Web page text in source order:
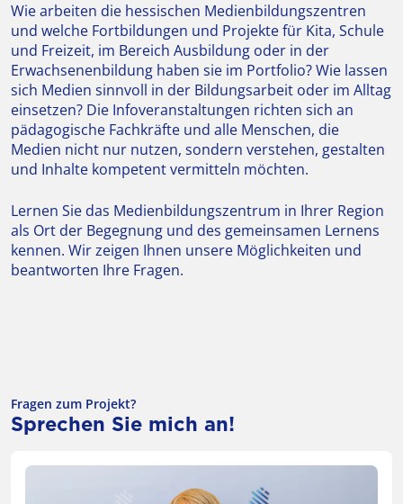
Wie arbeiten die hessischen Medienbildungszentren
und welche Fortbildungen und Projekte für Kita, Schule
und Freizeit, im Bereich Ausbildung oder in der
Erwachsenenbildung haben sie im Portfolio? Wie lassen
sich Medien sinnvoll in der Bildungsarbeit oder im Alltag
einsetzen? Die Infoveranstaltungen richten sich an
pädagogische Fachkräfte und alle Menschen, die
Medien nicht nur nutzen, sondern verstehen, gestalten
und Inhalte kompetent vermitteln möchten.
Lernen Sie das Medienbildungszentrum in Ihrer Region
als Ort der Begegnung und des gemeinsamen Lernens
kennen. Wir zeigen Ihnen unsere Möglichkeiten und
beantworten Ihre Fragen.
Fragen zum Projekt?
Sprechen Sie mich an!